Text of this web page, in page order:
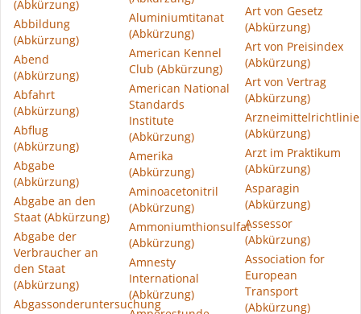
(Abkürzung)
Abbildung
(Abkürzung)
Abend
(Abkürzung)
Abfahrt
(Abkürzung)
Abflug
(Abkürzung)
Abgabe
(Abkürzung)
Abgabe an den
Staat (Abkürzung)
Abgabe der
Verbraucher an
den Staat
(Abkürzung)
Abgassonderuntersuchung
Aluminiumtitanat
(Abkürzung)
American Kennel
Club (Abkürzung)
American National
Standards
Institute
(Abkürzung)
Amerika
(Abkürzung)
Aminoacetonitril
(Abkürzung)
Ammoniumthionsulfat
(Abkürzung)
Amnesty
International
(Abkürzung)
Art von Gesetz
(Abkürzung)
Art von Preisindex
(Abkürzung)
Art von Vertrag
(Abkürzung)
Arzneimittelrichtlinie
(Abkürzung)
Arzt im Praktikum
(Abkürzung)
Asparagin
(Abkürzung)
Assessor
(Abkürzung)
Association for
European
Transport
(Abkürzung)